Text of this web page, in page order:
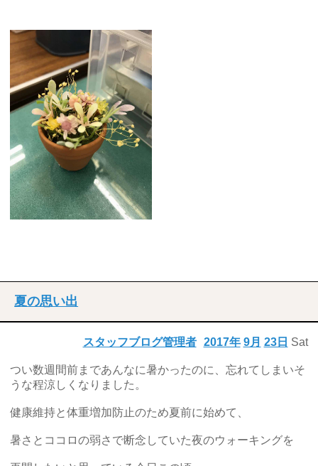
夏の思い出
2017年 9月 23日 Sat
スタッフブログ管理者
つい数週間前まであんなに暑かったのに、忘れてしまいそ
うな程涼しくなりました。
健康維持と体重増加防止のため夏前に始めて、
暑さとココロの弱さで断念していた夜のウォーキングを